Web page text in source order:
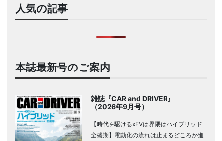
人気の記事
本誌最新号のご案内
雑誌『CAR and DRIVER』
（2026年9月号）
【時代を駆けるxEVは界隈はハイブリッド
全盛期】電動化の流れは止まるどころか進